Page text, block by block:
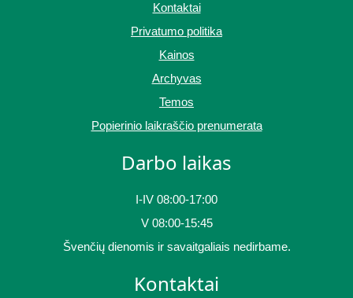
Kontaktai
Privatumo politika
Kainos
Archyvas
Temos
Popierinio laikraščio prenumerata
Darbo laikas
I-IV 08:00-17:00
V 08:00-15:45
Švenčių dienomis ir savaitgaliais nedirbame.
Kontaktai